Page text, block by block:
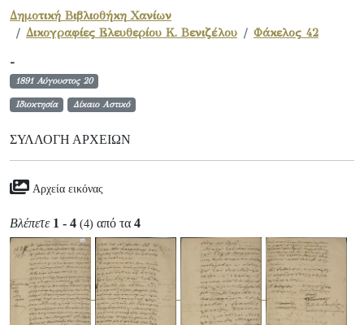
Δημοτική Βιβλιοθήκη Χανίων
Δικογραφίες Ελευθερίου Κ. Βενιζέλου
Φάκελος 42
-
1891 Αύγουστος 20
Ιδιοκτησία Δίκαιο Αστικό
ΣΥΛΛΟΓΉ ΑΡΧΕΊΩΝ
Αρχεία εικόνας
Βλέπετε 1 - 4 (4) από τα 4